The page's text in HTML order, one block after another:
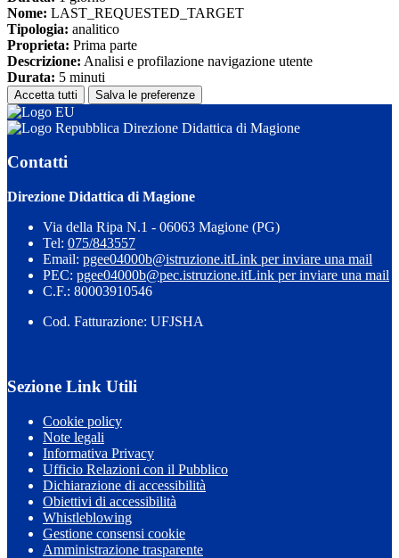
Nome: LAST_REQUESTED_TARGET
Tipologia: analitico
Proprieta: Prima parte
Descrizione: Analisi e profilazione navigazione utente
Durata: 5 minuti
Accetta tutti Salva le preferenze
Direzione Didattica di Magione
Contatti
Direzione Didattica di Magione
Via della Ripa N.1 - 06063 Magione (PG)
Tel: 075/843557
Email: pgee04000b@istruzione.itLink per inviare una mail
PEC: pgee04000b@pec.istruzione.itLink per inviare una mail
C.F.: 80003910546
Cod. Fatturazione: UFJSHA
Sezione Link Utili
Cookie policy
Note legali
Informativa Privacy
Ufficio Relazioni con il Pubblico
Dichiarazione di accessibilità
Obiettivi di accessibilità
Whistleblowing
Gestione consensi cookie
Amministrazione trasparente